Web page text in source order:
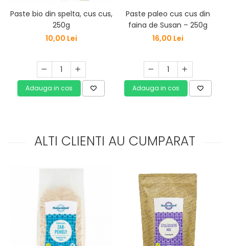
Paste bio din spelta, cus cus,
250g
10,00 Lei
Adauga in cos
Paste paleo cus cus din
faina de Susan – 250g
16,00 Lei
Adauga in cos
ALTI CLIENTI AU CUMPARAT